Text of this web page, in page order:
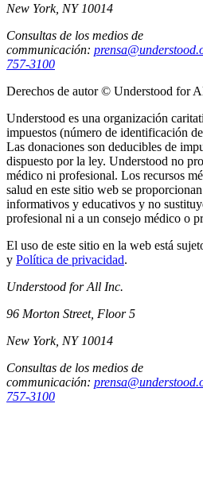
New York, NY 10014
Consultas de los medios de
communicación:
757-3100
Derechos de autor © Understood for
Understood es una organización
impuestos (número de identificación
Las donaciones son deducibles de
dispuesto por la ley. Understood no
médico ni profesional. Los recursos
salud en este sitio web se
informativos y educativos y no
profesional ni a un consejo médico o
El uso de este sitio en la web está
y Política de privacidad.
Understood for All Inc.
96 Morton Street, Floor 5
New York, NY 10014
Consultas de los medios de
communicación:
757-3100